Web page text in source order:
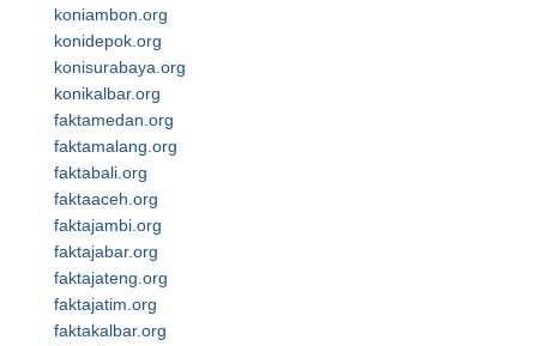
koniambon.org
konidepok.org
konisurabaya.org
konikalbar.org
faktamedan.org
faktamalang.org
faktabali.org
faktaaceh.org
faktajambi.org
faktajabar.org
faktajateng.org
faktajatim.org
faktakalbar.org